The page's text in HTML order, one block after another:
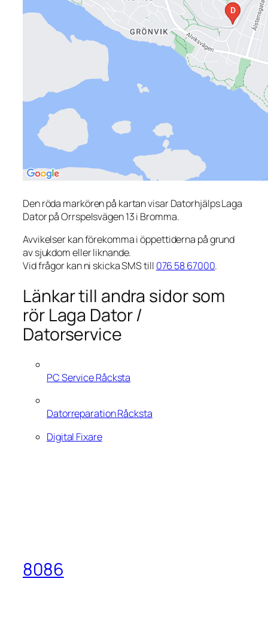
Den röda markören på kartan visar Datorhjälps Laga
Dator på Orrspelsvägen 13 i Bromma.
Avvikelser kan förekomma i öppettiderna på grund
av sjukdom eller liknande.
Vid frågor kan ni skicka SMS till 076 58 67000.
Länkar till andra sidor som
rör Laga Dator /
Datorservice
PC Service Råcksta
Datorreparation Råcksta
Digital Fixare
8086